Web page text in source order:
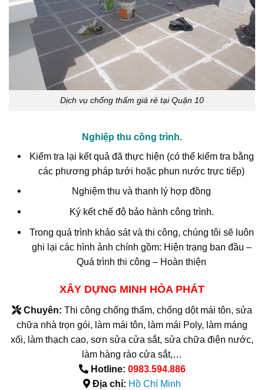
Dịch vụ chống thấm giá rẻ tại Quận 10
Nghiệp thu công trình.
Kiểm tra lại kết quả đã thực hiện (có thể kiểm tra bằng
các phương pháp tưới hoặc phun nước trực tiếp)
Nghiệm thu và thanh lý hợp đồng
Ký kết chế độ bảo hành công trình.
Trong quá trình khảo sát và thi công, chúng tôi sẽ luôn
ghi lại các hình ảnh chính gồm: Hiện trạng ban đầu –
Quá trình thi công – Hoàn thiện
XÂY DỰNG MINH HÒA PHÁT
Chuyên: Thi công chống thấm, chống dột mái tôn, sửa
chữa nhà trọn gói, làm mái tôn, làm mái Poly, làm máng
xối, làm thạch cao, sơn sửa cửa sắt, sửa chữa điện nước,
làm hàng rào cửa sắt,…
Hotline: 0983.594.886
Địa chỉ: Hồ Chí Minh